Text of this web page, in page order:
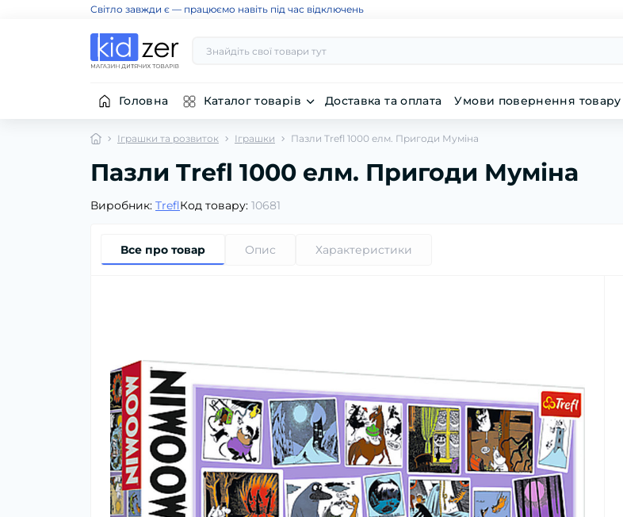
Світло завжди є — працюємо навіть під час відключень
Головна Каталог товарів Доставка та оплата Умови повернення товару
Іграшки та розвиток Іграшки Пазли Trefl 1000 елм. Пригоди Муміна
Пазли Trefl 1000 елм. Пригоди Муміна
Виробник: TreflКод товару: 10681
Все про товар Опис Характеристики